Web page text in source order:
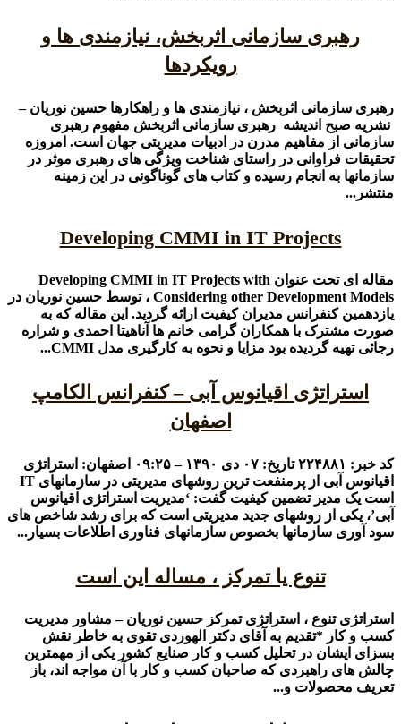
رهبری سازمانی اثربخش، نیازمندی ها و
رویکردها
رهبری سازمانی اثربخش ، نیازمندی ها و راهکارها حسین نوریان –
نشریه صبح اندیشه رهبری سازمانی اثربخش مفهوم رهبری
سازمانی از مفاهیم مدرن در ادبیات مدیریتی جهان است. امروزه
تحقیقات فراوانی در راستای شناخت ویژگی های رهبری موثر در
سازمانها به انجام رسیده و کتاب های گوناگونی در این زمینه
منتشر...
Developing CMMI in IT Projects
مقاله ای تحت عنوان Developing CMMI in IT Projects with
Considering other Development Models ، توسط حسین نوریان در
یازدهمین کنفرانس مدیران کیفیت ارائه گردید. این مقاله که به
صورت مشترک با همکاران گرامی خانم ها آناهیتا احمدی و شراره
رجائی تهیه گردیده بود مزایا و نحوه به کارگیری مدل CMMI...
استراتژی اقیانوس آبی – کنفرانس الکامپ
اصفهان
کد خبر: ۲۲۴۸۸۱ تاریخ: ۰۷ دی ۱۳۹۰ – ۰۹:۲۵ اصفهان: استراتژی
اقیانوس آبی از پرمنفعت ترین روشهای مدیریتی در سازمانهای IT
است یک مدیر تضمین کیفیت گفت: ‘مدیریت استراتژی اقیانوس
آبی’، یکی از روشهای جدید مدیریتی است که برای رشد شاخص های
سود آوری سازمانها بخصوص سازمانهای فناوری اطلاعات بسیار...
تنوع یا تمرکز ، مساله این است
استراتژی تنوع ، استراتژی تمرکز حسین نوریان – مشاور مدیریت
کسب و کار *تقدیم به آقای دکتر الهوردی تقوی به خاطر نقش
بسزای ایشان در تحلیل کسب و کار صنایع کشور یکی از مهمترین
چالش های راهبردی که صاحبان کسب و کار با آن مواجه اند، باز
تعریف محصولات و...